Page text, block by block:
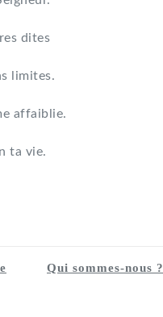
dites
limites.
affaiblie.
ta vie.
Qui sommes-nous ?